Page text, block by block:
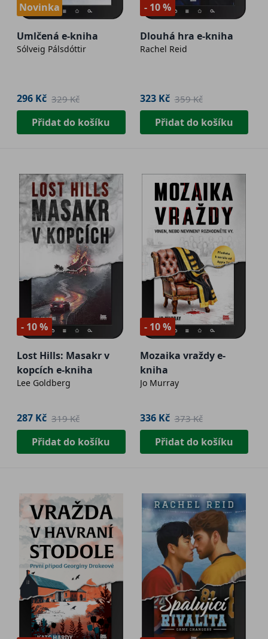
Novinka
Umlčená e-kniha
Sólveig Pálsdóttir
296 Kč 329 Kč
Přidat do košíku
- 10 %
Dlouhá hra e-kniha
Rachel Reid
323 Kč 359 Kč
Přidat do košíku
- 10 %
Lost Hills: Masakr v
kopcích e-kniha
Lee Goldberg
287 Kč 319 Kč
Přidat do košíku
- 10 %
Mozaika vraždy e-
kniha
Jo Murray
336 Kč 373 Kč
Přidat do košíku